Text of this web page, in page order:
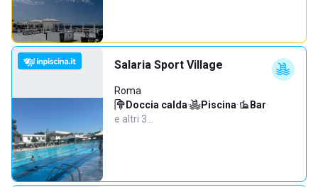
Salaria Sport Village
Roma
Doccia calda· Piscina· Bar·
e altri 3…